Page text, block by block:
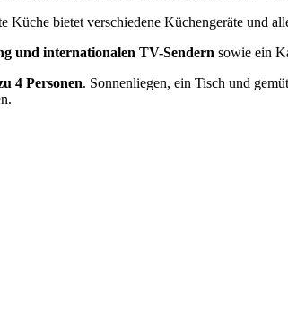
Küche bietet verschiedene Küchengeräte und
und internationalen TV-Sendern sowie ein
4 Personen. Sonnenliegen, ein Tisch und